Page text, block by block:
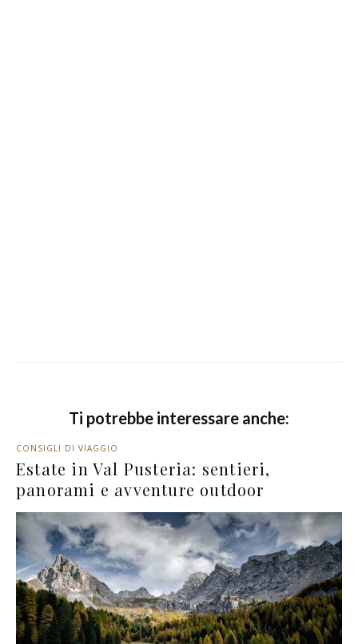
Ti potrebbe interessare anche:
CONSIGLI DI VIAGGIO
Estate in Val Pusteria: sentieri,
panorami e avventure outdoor